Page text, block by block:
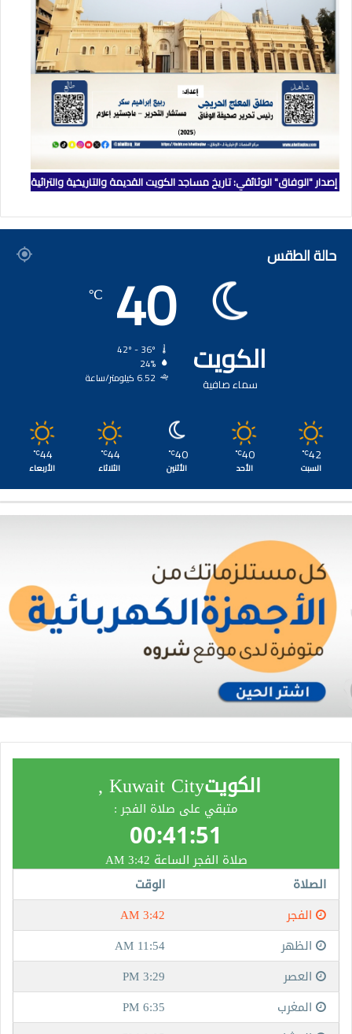
إصدار "الوفاق" الوثائقي: تاريخ مساجد الكويت القديمة والتاريخية والتراثية
حالة الطقس
الكويت
سماء صافية
40
℃
24%
6.52 كيلومتر/ساعة
42
℃
السبت
40
℃
الأحد
40
℃
الأثنين
44
℃
الثلاثاء
44
℃
الأربعاء